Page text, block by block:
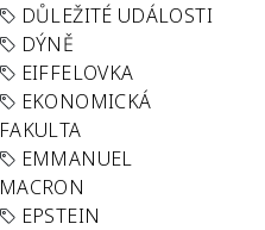
DŮLEŽITÉ UDÁLOSTI
DÝNĚ
EIFFELOVKA
EKONOMICKÁ
FAKULTA
EMMANUEL
MACRON
EPSTEIN